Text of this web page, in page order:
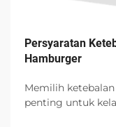
Persyaratan
Hamburger
Memilih
penting untuk